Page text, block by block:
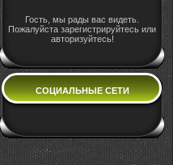
Гость, мы рады вас видеть.
Пожалуйста зарегистрируйтесь или
авторизуйтесь!
СОЦИАЛЬНЫЕ СЕТИ